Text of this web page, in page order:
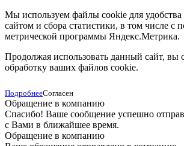
Мы используем файлы cookie для удобства
сайтом и сбора статистики, в том числе с
метрической программы Яндекс.Метрика.
Продолжая использовать данный сайт, вы
обработку ваших файлов cookie.
ПодробнееСогласен
Обращение в компанию
Спасибо! Ваше сообщение успешно
с Вами в ближайшее время.
Обращение в компанию